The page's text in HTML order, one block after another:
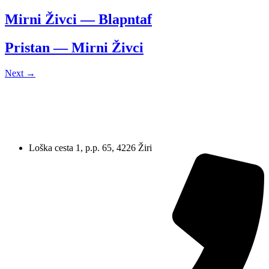
Mirni Živci — Blapntaf
Pristan — Mirni Živci
Next →
Loška cesta 1, p.p. 65, 4226 Žiri